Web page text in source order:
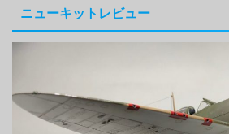
ニューキットレビュー